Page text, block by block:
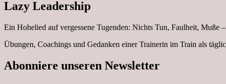
Lazy Leadership
Ein Hohelied auf vergessene Tugenden: Nichts Tun, Faulheit,
Übungen, Coachings und Gedanken einer Trainerin im Train als
Abonniere unseren Newsletter